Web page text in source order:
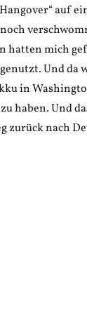
auf
hatten mich
Und da
in
haben. Und
zurück nach